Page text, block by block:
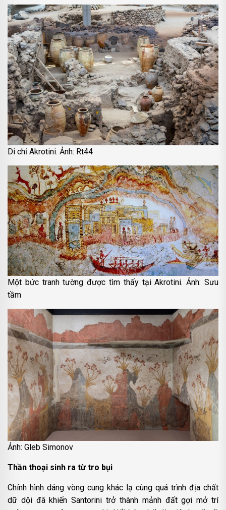
Di chỉ Akrotini. Ảnh: Rt44
Một bức tranh tường được tìm thấy tại Akrotini. Ảnh: Sưu
tầm
Ảnh: Gleb Simonov
Thần thoại sinh ra từ tro bụi
Chính hình dáng vòng cung khác lạ cùng quá trình địa chất
dữ dội đã khiến Santorini trở thành mảnh đất gợi mở trí